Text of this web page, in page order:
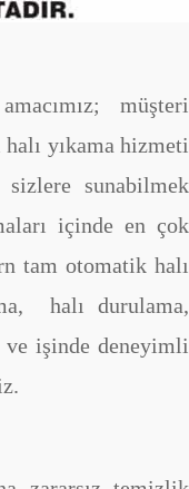
müşteri
yıkama hizmeti
sizlere sunabilmek
içinde en çok
tam otomatik halı
halı durulama,
işinde deneyimli